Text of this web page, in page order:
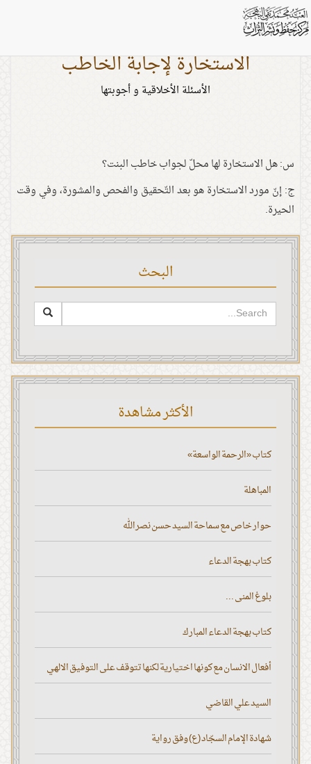
الاستخارة لإجابة الخاطب
الأسئلة الأخلاقية و أجوبتها
س: هل الاستخارة لها محلّ لجواب خاطب البنت؟
ج: إنّ مورد الاستخارة هو بعد التّحقيق والفحص والمشورة، وفي وقت
الحيرة.
البحث
الأكثر مشاهدة
كتاب «الرحمة الواسعة»
المباهلة
حوار خاص مع سماحة السيد حسن نصر الله
كتاب بهجة الدعاء
بلوغ المنى ...
كتاب بهجة الدعاء المبارك
أفعال الانسان مع كونها اختيارية لكنها تتوقف على التوفيق الالهي
السيد علي القاضي
شهادة الإمام السجّاد (ع) وفق رواية